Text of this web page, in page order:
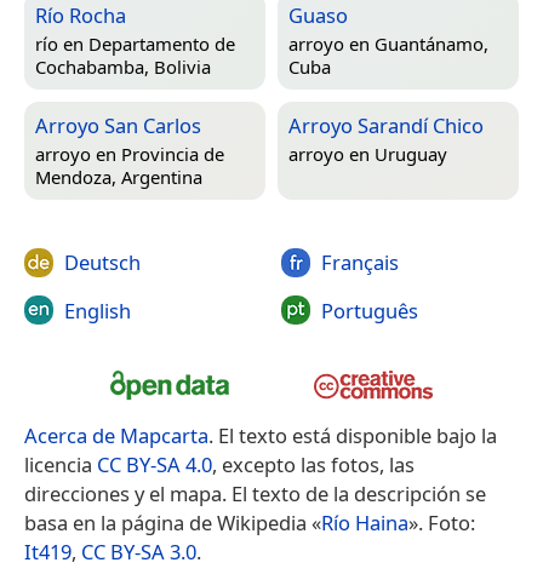
Río Rocha
río en Departamento de
Cochabamba, Bolivia
Guaso
arroyo en Guantánamo,
Cuba
Arroyo San Carlos
arroyo en Provincia de
Mendoza, Argentina
Arroyo Sarandí Chico
arroyo en Uruguay
Deutsch
English
Français
Português
Acerca de Mapcarta. El texto está disponible bajo la
licencia CC BY-SA 4.0, excepto las fotos, las
direcciones y el mapa. El texto de la descripción se
basa en la página de Wikipedia «Río Haina». Foto:
It419, CC BY-SA 3.0.